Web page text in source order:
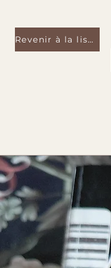
Revenir à la liste